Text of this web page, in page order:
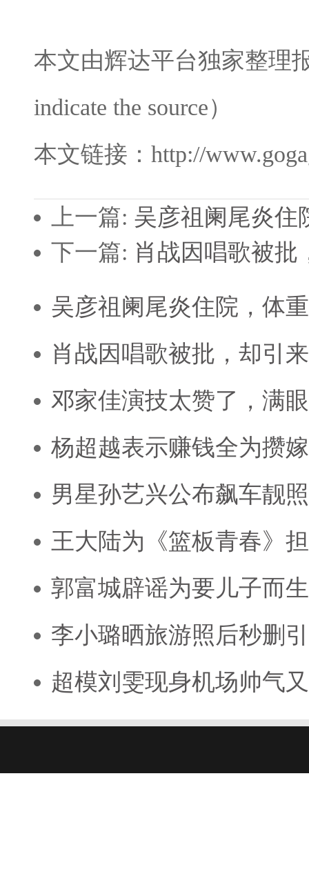
本文由辉达平台独家整理
indicate the source）
本文链接：http://
上一篇: 吴彦祖阑尾炎住
下一篇: 肖战因唱歌被批
吴彦祖阑尾炎住院，体
肖战因唱歌被批，却引
邓家佳演技太赞了，满
杨超越表示赚钱全为攒
男星孙艺兴公布飙车靓
王大陆为《篮板青春》
郭富城辟谣为要儿子而
李小璐晒旅游照后秒删
超模刘雯现身机场帅气